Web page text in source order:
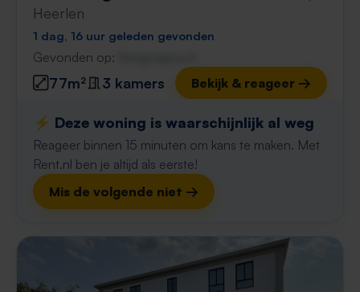
Heerlen
1 dag, 16 uur geleden gevonden
Gevonden op:
77m² 3 kamers Bekijk & reageer →
⚡️ Deze woning is waarschijnlijk al weg
Reageer binnen 15 minuten om kans te maken. Met
Rent.nl ben je altijd als eerste!
Mis de volgende niet →